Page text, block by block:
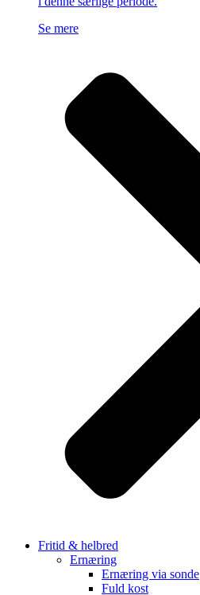
Se mere
Fritid & helbred
Ernæring
Ernæring via sonde
Fuld kost